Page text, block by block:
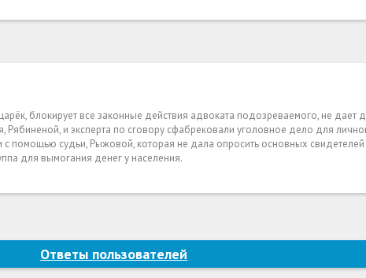
блокирует все законные действия адвоката подозреваемого, не дает
и эксперта по сговору сфабрековали уголовное дело для
помощью судьи, Рыжовой, которая не дала опросить основных
для вымогания денег у населения.
Ответы пользователей